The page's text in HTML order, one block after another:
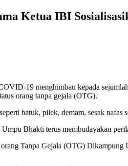
Ketua IBI
19 menghimbau kepada
orang tanpa gejala (OTG).
batuk, pilek, demam, sesak
Bhakti terus membudayakan
Tanpa Gejala (OTG) Dikampung